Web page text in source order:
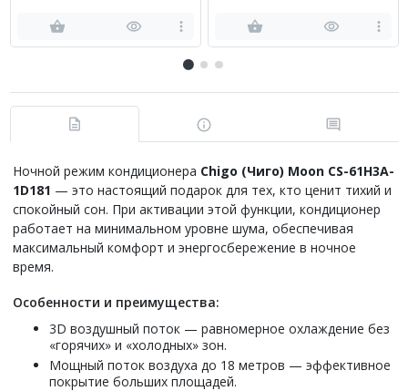
Ночной режим кондиционера Chigo (Чиго) Moon CS-61H3A-
1D181 — это настоящий подарок для тех, кто ценит тихий и
спокойный сон. При активации этой функции, кондиционер
работает на минимальном уровне шума, обеспечивая
максимальный комфорт и энергосбережение в ночное
время.
Особенности и преимущества:
3D воздушный поток — равномерное охлаждение без
«горячих» и «холодных» зон.
Мощный поток воздуха до 18 метров — эффективное
покрытие больших площадей.